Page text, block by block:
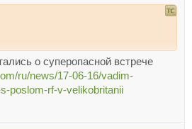
о суперопасной встрече
ru/news/17-06-16/vadim-
poslom-rf-v-velikobritanii